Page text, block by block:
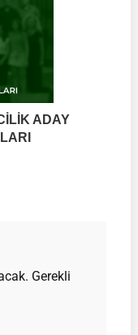
ADAY
Gerekli